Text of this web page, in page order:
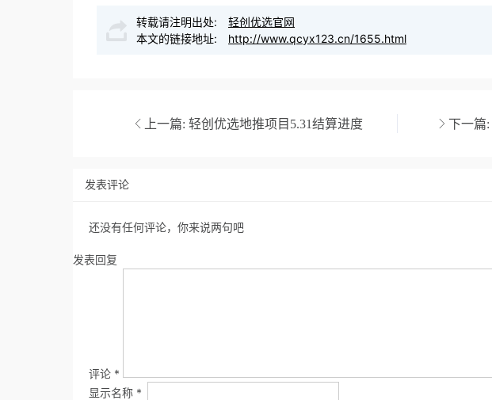
转载请注明出处:
轻创优选官网
本文的链接地址:
http://www.qcyx123.cn/1655.html
上一篇: 轻创优选地推项目5.31结算进度 下一篇:
发表评论
还没有任何评论，你来说两句吧
发表回复
评论 *
显示名称 *